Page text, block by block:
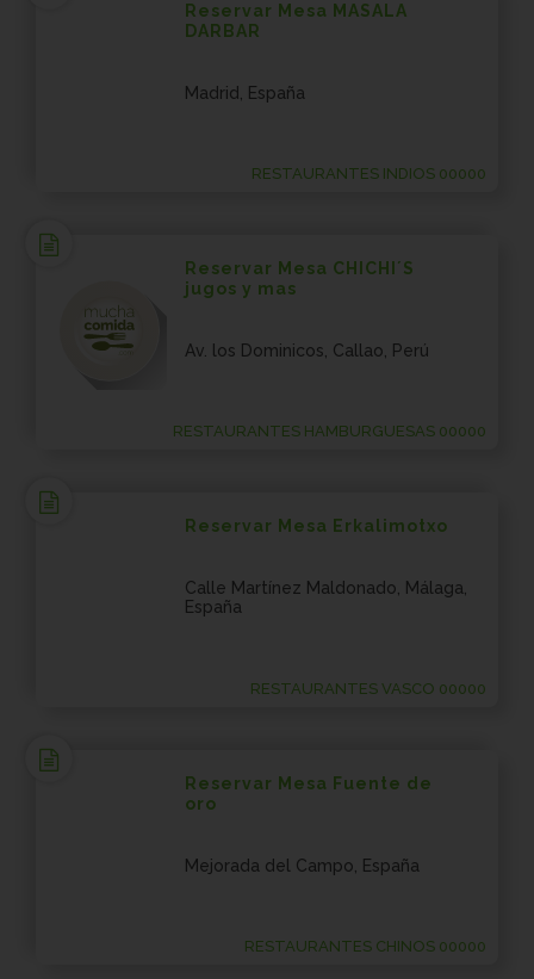
Reservar Mesa MASALA
DARBAR
Madrid, España
RESTAURANTES INDIOS 00000
Reservar Mesa CHICHI´S
jugos y mas
Av. los Dominicos, Callao, Perú
RESTAURANTES HAMBURGUESAS 00000
Reservar Mesa Erkalimotxo
Calle Martínez Maldonado, Málaga,
España
RESTAURANTES VASCO 00000
Reservar Mesa Fuente de
oro
Mejorada del Campo, España
RESTAURANTES CHINOS 00000